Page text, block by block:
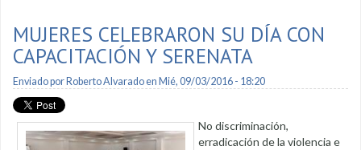
MUJERES CELEBRARON SU DÍA CON
CAPACITACIÓN Y SERENATA
Enviado por Roberto Alvaradoen Mié, 09/03/2016 - 18:20
No discriminación,
erradicación de la violencia e